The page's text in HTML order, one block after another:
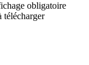
obligatoire
télécharger